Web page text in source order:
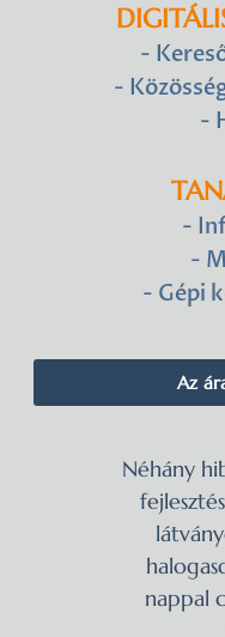
-
-
-
-
-
- Gépi
Az
Néhány
nappal